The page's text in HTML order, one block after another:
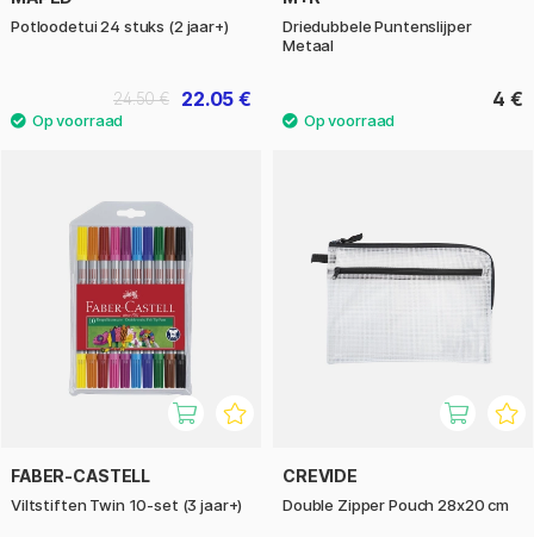
Potloodetui 24 stuks (2 jaar+)
22.05 €
24.50 €
Driedubbele Puntenslijper
Metaal
4 €
FABER-CASTELL
Viltstiften Twin 10-set (3 jaar+)
CREVIDE
Double Zipper Pouch 28x20 cm